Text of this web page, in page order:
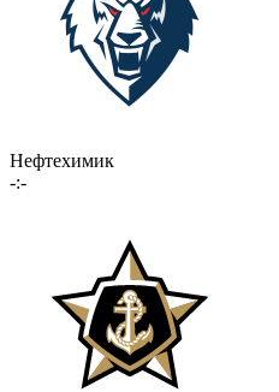
Нефтехимик
-:-